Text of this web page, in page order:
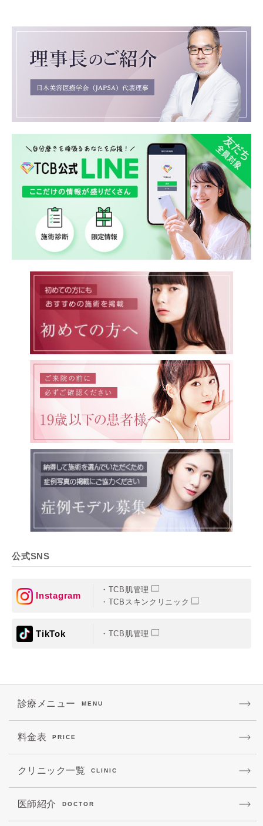
公式SNS
Instagram
TCB肌管理
TCBスキンクリニック
TikTok TCB肌管理
診療メニュー MENU
料金表 PRICE
クリニック一覧 CLINIC
医師紹介 DOCTOR